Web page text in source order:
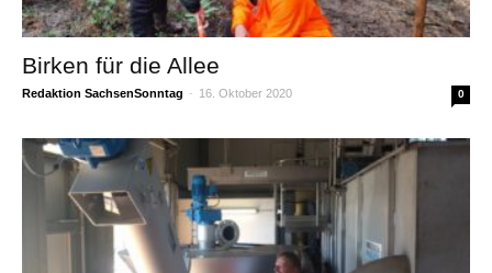
Birken für die Allee
Redaktion SachsenSonntag - 16. Oktober 2020 0